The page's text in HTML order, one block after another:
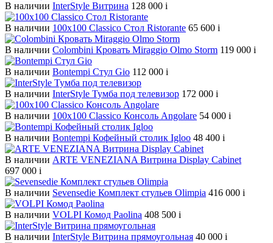
В наличии InterStyle Витрина 128 000 i
В наличии 100х100 Classico Стол Ristorante 65 600 i
В наличии Colombini Кровать Miraggio Olmo Storm 119 000 i
В наличии Bontempi Стул Gio 112 000 i
В наличии InterStyle Тумба под телевизор 172 000 i
В наличии 100х100 Classico Консоль Angolare 54 000 i
В наличии Bontempi Кофейный столик Igloo 48 400 i
В наличии ARTE VENEZIANA Витрина Display Cabinet
697 000 i
В наличии Sevensedie Комплект стульев Olimpia 416 000 i
В наличии VOLPI Комод Paolina 408 500 i
В наличии InterStyle Витрина прямоугольная 40 000 i